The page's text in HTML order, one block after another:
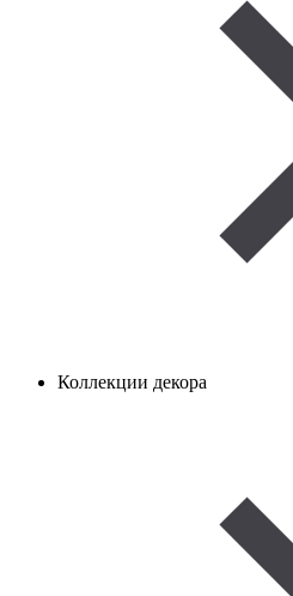
Коллекции декора